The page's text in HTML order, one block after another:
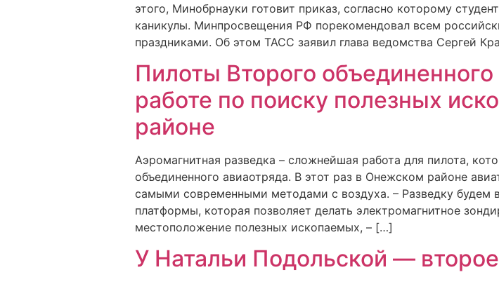
этого, Минобрнауки готовит приказ, согласно которому
каникулы. Минпросвещения РФ порекомендовал всем
праздниками. Об этом ТАСС заявил глава ведомства Сергей
Пилоты Второго
работе по поиску полезных
районе
Аэромагнитная разведка – сложнейшая работа для пилота,
объединенного авиаотряда. В этот раз в Онежском районе
самыми современными методами с воздуха. – Разведку будем
платформы, которая позволяет делать электромагнитное
местоположение полезных ископаемых, – […]
У Натальи Подольской —